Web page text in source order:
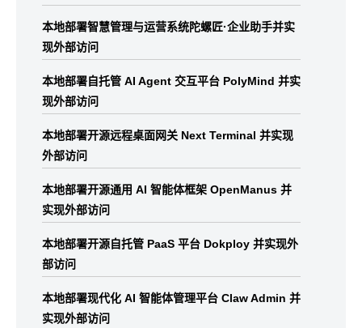
本地部署智慧管理与运营系统陀螺匠·企业助手并实
现外部访问
本地部署自托管 AI Agent 交互平台 PolyMind 并实
现外部访问
本地部署开源远程桌面网关 Next Terminal 并实现
外部访问
本地部署开源通用 AI 智能体框架 OpenManus 并
实现外部访问
本地部署开源自托管 PaaS 平台 Dokploy 并实现外
部访问
本地部署现代化 AI 智能体管理平台 Claw Admin 并
实现外部访问